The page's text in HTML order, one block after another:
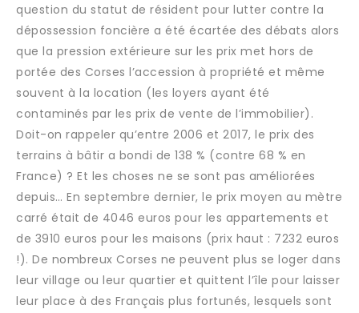
question du statut de résident pour lutter contre la
dépossession foncière a été écartée des débats alors
que la pression extérieure sur les prix met hors de
portée des Corses l’accession à propriété et même
souvent à la location (les loyers ayant été
contaminés par les prix de vente de l’immobilier).
Doit-on rappeler qu’entre 2006 et 2017, le prix des
terrains à bâtir a bondi de 138 % (contre 68 % en
France) ? Et les choses ne se sont pas améliorées
depuis… En septembre dernier, le prix moyen au mètre
carré était de 4046 euros pour les appartements et
de 3910 euros pour les maisons (prix haut : 7232 euros
!). De nombreux Corses ne peuvent plus se loger dans
leur village ou leur quartier et quittent l’île pour laisser
leur place à des Français plus fortunés, lesquels sont